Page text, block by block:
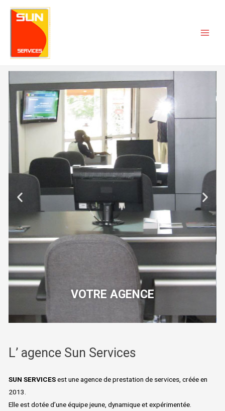
VOTRE AGENCE
L’ agence Sun Services
SUN SERVICESest une agence de prestation de services, créée en
2013.
Elle est dotée d’une équipe jeune, dynamique et expérimentée.